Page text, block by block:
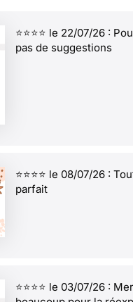
⭐⭐⭐⭐ le 22/07/26 :
pas de suggestions
⭐⭐⭐⭐ le 08/07/26 :
parfait
⭐⭐⭐⭐ le 03/07/26 :